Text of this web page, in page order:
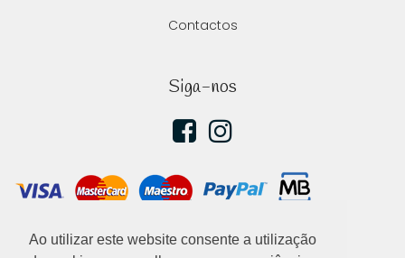
Ao utilizar este website consente a utilização
Contactos
Siga-nos